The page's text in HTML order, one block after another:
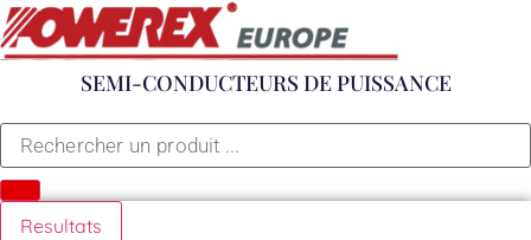
Aller
au
SEMI-CONDUCTEURS DE PUISSANCE
Search
Resultats